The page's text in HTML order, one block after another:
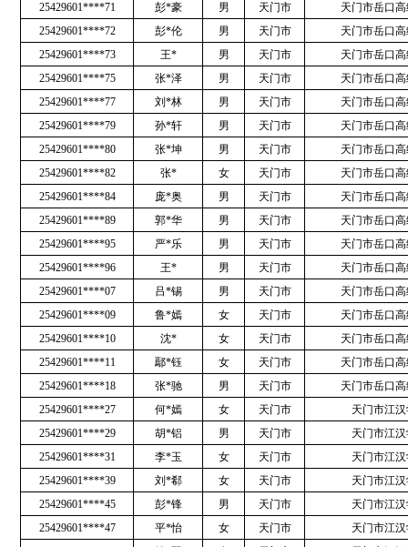
25429601****71
彭*豪 男 天门市
天门市岳口
25429601****72
彭*伦 男 天门市
天门市岳口
25429601****73
王* 男 天门市
天门市岳口
25429601****75
张*泽 男 天门市
天门市岳口
25429601****77
刘*林 男 天门市
天门市岳口
25429601****79
孙*轩 男 天门市
天门市岳口
25429601****80
张*坤 男 天门市
天门市岳口
25429601****82
张* 女 天门市
天门市岳口
25429601****84
庞*奥 男 天门市
天门市岳口
25429601****89
郭*华 男 天门市
天门市岳口
25429601****95
严*乐 男 天门市
天门市岳口
25429601****96
王* 男 天门市
天门市岳口
25429601****07
吕*锡 男 天门市
天门市岳口
25429601****09
鲁*嫣 女 天门市
天门市岳口
25429601****10
沈* 女 天门市
天门市岳口
25429601****11
鄢*钰 女 天门市
天门市岳口
25429601****18
张*驰 男 天门市
天门市岳口
25429601****27
何*嫣 女 天门市
天门市江
25429601****29
胡*铝 男 天门市
天门市江
25429601****31
李*玉 女 天门市
天门市江
25429601****39
刘*郗 女 天门市
天门市江
25429601****45
彭*锋 男 天门市
天门市江
25429601****47
平*怡 女 天门市
天门市江